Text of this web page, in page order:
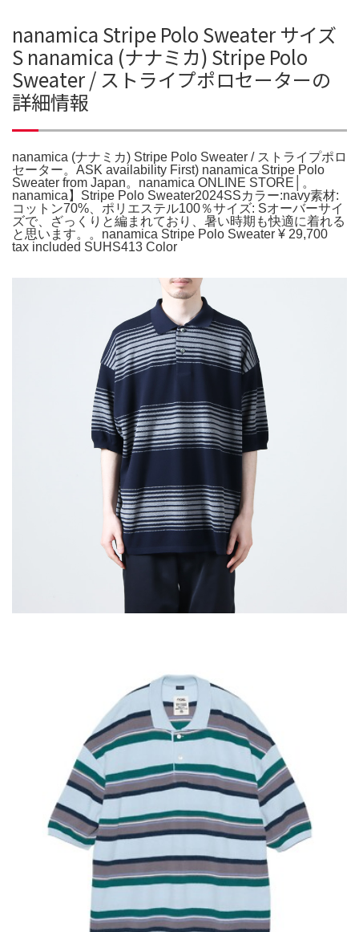
nanamica Stripe Polo Sweater サイズ
S nanamica (ナナミカ) Stripe Polo
Sweater / ストライプポロセーターの
詳細情報
nanamica (ナナミカ) Stripe Polo Sweater / ストライプポロ
セーター。ASK availability First) nanamica Stripe Polo
Sweater from Japan。nanamica ONLINE STORE│。
nanamica】Stripe Polo Sweater2024SSカラー:navy素材:
コットン70%、ポリエステル100％サイズ: Sオーバーサイ
ズで、ざっくりと編まれており、暑い時期も快適に着れる
と思います。。nanamica Stripe Polo Sweater ¥ 29,700
tax included SUHS413 Color